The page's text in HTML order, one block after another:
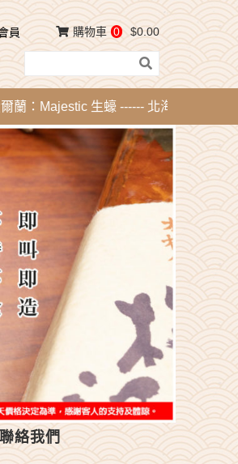
員 購物車 0 $0.00
生蠔 ------ 北海道刺身 - 活帶子
絡我們